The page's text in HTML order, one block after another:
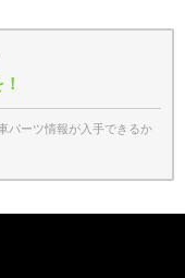
パーツ情報が入手できるか